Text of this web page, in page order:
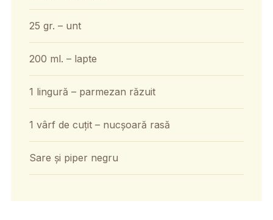
25 gr. – unt
200 ml. – lapte
1 lingură – parmezan răzuit
1 vârf de cuțit – nucșoară rasă
Sare și piper negru